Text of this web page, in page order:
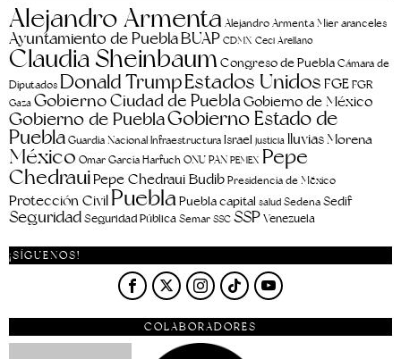
Alejandro Armenta Alejandro Armenta Mier aranceles
Ayuntamiento de PueblaBUAP CDMX Ceci Arellano
Claudia SheinbaumCongreso de Puebla Cámara de
Diputados Donald TrumpEstados Unidos FGEFGR
Gaza Gobierno Ciudad de Puebla Gobierno de México
Gobierno de PueblaGobierno Estado de
PueblaGuardia Nacional Infraestructura Israel justicia lluvias Morena
México Omar García Harfuch ONU PAN PEMEX Pepe
ChedrauiPepe Chedraui BudibPresidencia de México
Protección Civil PueblaPuebla capital salud Sedena Sedif
SeguridadSeguridad Pública Semar SSC SSPVenezuela
¡SÍGUENOS!
COLABORADORES